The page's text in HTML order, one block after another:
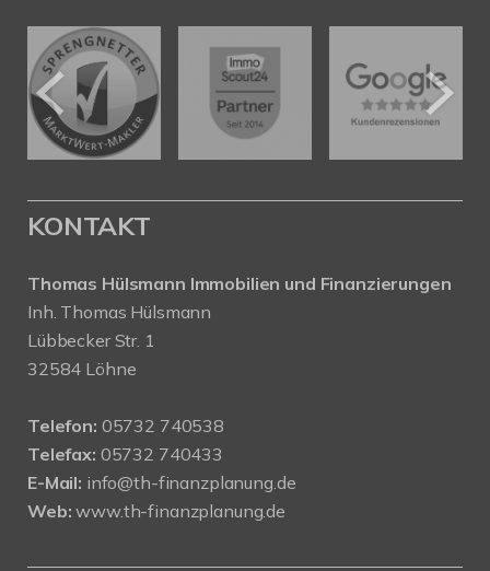
KONTAKT
Thomas Hülsmann Immobilien und Finanzierungen
Inh. Thomas Hülsmann
Lübbecker Str. 1
32584 Löhne
Telefon: 05732 740538
Telefax: 05732 740433
E-Mail: info@th-finanzplanung.de
Web: www.th-finanzplanung.de